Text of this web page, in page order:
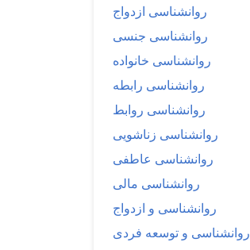
روانشناسی ازدواج
روانشناسی جنسی
روانشناسی خانواده
روانشناسی رابطه
روانشناسی روابط
روانشناسی زناشویی
روانشناسی عاطفی
روانشناسی مالی
روانشناسی و ازدواج
روانشناسی و توسعه فردی